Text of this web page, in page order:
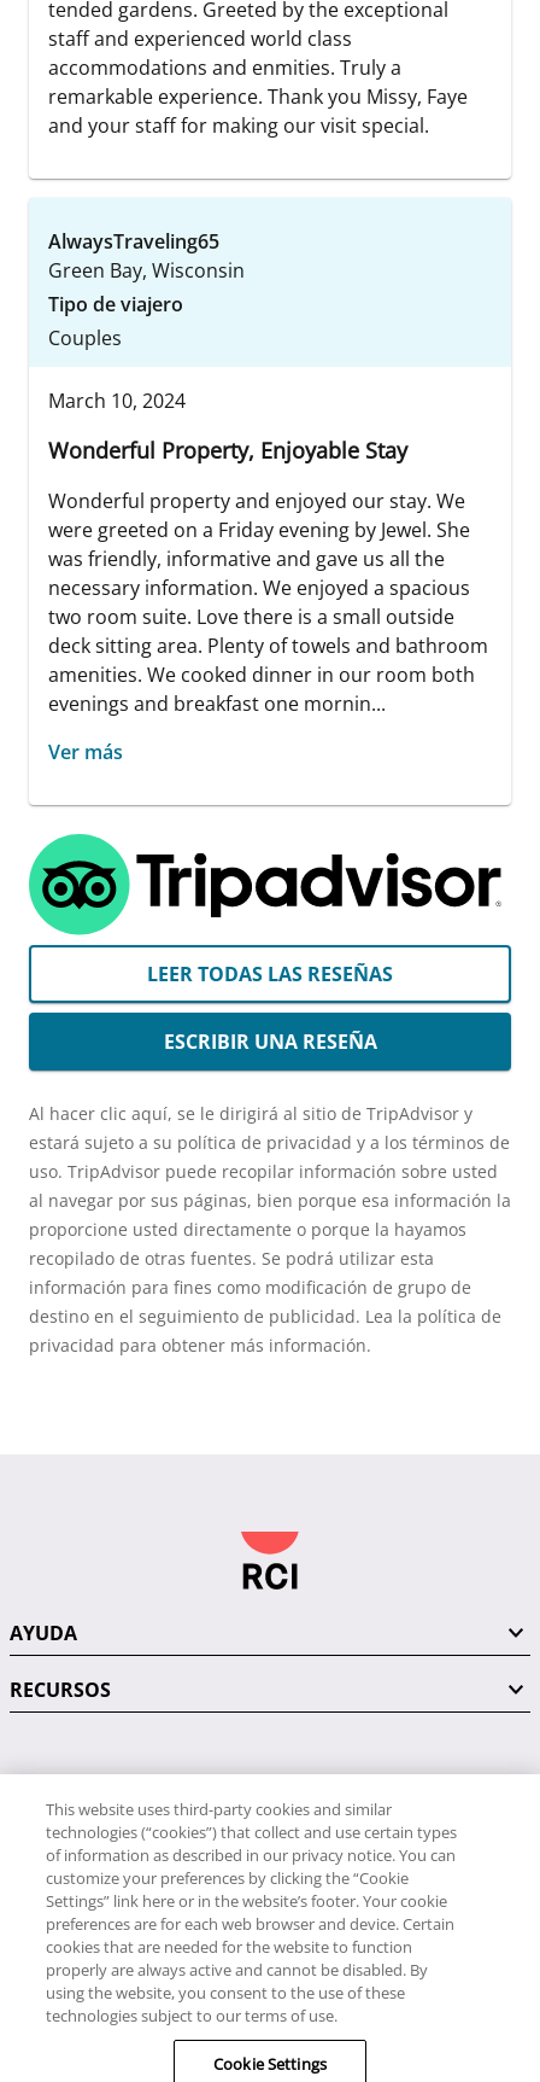
tended gardens. Greeted by the exceptional
staff and experienced world class
accommodations and enmities. Truly a
remarkable experience. Thank you Missy, Faye
and your staff for making our visit special.
AlwaysTraveling65
Green Bay, Wisconsin
Tipo de viajero
Couples
March 10, 2024
Wonderful Property, Enjoyable Stay
Wonderful property and enjoyed our stay. We
were greeted on a Friday evening by Jewel. She
was friendly, informative and gave us all the
necessary information. We enjoyed a spacious
two room suite. Love there is a small outside
deck sitting area. Plenty of towels and bathroom
amenities. We cooked dinner in our room both
evenings and breakfast one mornin...
Ver más
LEER TODAS LAS RESEÑAS
ESCRIBIR UNA RESEÑA
Al hacer clic aquí, se le dirigirá al sitio de TripAdvisor y
estará sujeto a su política de privacidad y a los términos de
uso. TripAdvisor puede recopilar información sobre usted
al navegar por sus páginas, bien porque esa información la
proporcione usted directamente o porque la hayamos
recopilado de otras fuentes. Se podrá utilizar esta
información para fines como modificación de grupo de
destino en el seguimiento de publicidad. Lea la política de
privacidad para obtener más información.
AYUDA
RECURSOS
PÓNGASE EN CONTACTO CON NOSOTROS
RCI
34 91 406 9058
RCI Travel
34 91 406 9059
© RCI, LLC. Todos los derechos reservados.
This website uses third-party cookies and similar
technologies (“cookies”) that collect and use certain types
of information as described in our privacy notice. You can
customize your preferences by clicking the “Cookie
Settings” link here or in the website’s footer. Your cookie
preferences are for each web browser and device. Certain
cookies that are needed for the website to function
properly are always active and cannot be disabled. By
using the website, you consent to the use of these
technologies subject to our terms of use.
Cookie Settings